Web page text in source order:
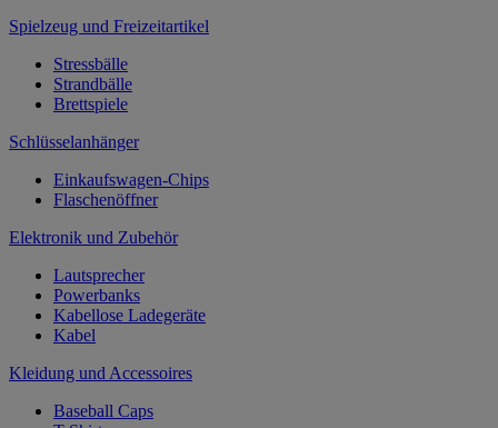
Spielzeug und Freizeitartikel
Stressbälle
Strandbälle
Brettspiele
Schlüsselanhänger
Einkaufswagen-Chips
Flaschenöffner
Elektronik und Zubehör
Lautsprecher
Powerbanks
Kabellose Ladegeräte
Kabel
Kleidung und Accessoires
Baseball Caps